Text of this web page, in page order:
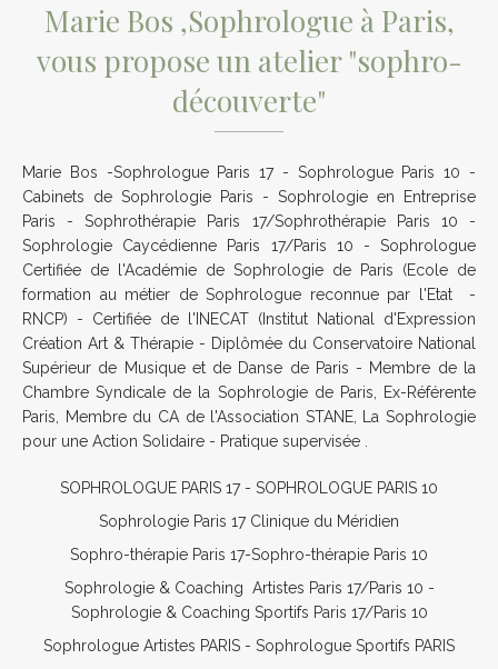
Marie Bos ,Sophrologue à Paris,
vous propose un atelier "sophro-
découverte"
Marie Bos -Sophrologue Paris 17 - Sophrologue Paris 10 -
Cabinets de Sophrologie Paris - Sophrologie en Entreprise
Paris - Sophrothérapie Paris 17/Sophrothérapie Paris 10 -
Sophrologie Caycédienne Paris 17/Paris 10 - Sophrologue
Certifiée de l'Académie de Sophrologie de Paris (Ecole de
formation au métier de Sophrologue reconnue par l'Etat -
RNCP) - Certifiée de l'INECAT (Institut National d'Expression
Création Art & Thérapie - Diplômée du Conservatoire National
Supérieur de Musique et de Danse de Paris - Membre de la
Chambre Syndicale de la Sophrologie de Paris, Ex-Référente
Paris, Membre du CA de l'Association STANE, La Sophrologie
pour une Action Solidaire - Pratique supervisée .
SOPHROLOGUE PARIS 17 - SOPHROLOGUE PARIS 10
Sophrologie Paris 17 Clinique du Méridien
Sophro-thérapie Paris 17-Sophro-thérapie Paris 10
Sophrologie & Coaching Artistes Paris 17/Paris 10 -
Sophrologie & Coaching Sportifs Paris 17/Paris 10
Sophrologue Artistes PARIS - Sophrologue Sportifs PARIS